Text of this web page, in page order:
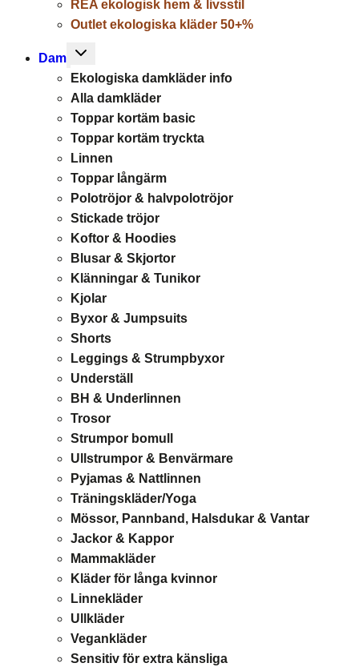
REA ekologisk hem & livsstil
Outlet ekologiska kläder 50+%
Dam
Toggle
menu
Ekologiska damkläder info
Alla damkläder
Toppar kortäm basic
Toppar kortäm tryckta
Linnen
Toppar långärm
Polotröjor & halvpolotröjor
Stickade tröjor
Koftor & Hoodies
Blusar & Skjortor
Klänningar & Tunikor
Kjolar
Byxor & Jumpsuits
Shorts
Leggings & Strumpbyxor
Underställ
BH & Underlinnen
Trosor
Strumpor bomull
Ullstrumpor & Benvärmare
Pyjamas & Nattlinnen
Träningskläder/Yoga
Mössor, Pannband, Halsdukar & Vantar
Jackor & Kappor
Mammakläder
Kläder för långa kvinnor
Linnekläder
Ullkläder
Vegankläder
Sensitiv för extra känsliga